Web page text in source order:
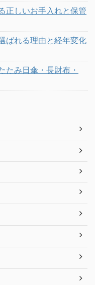
正しいお手入れと保管
ばれる理由と経年変化
たみ日傘・長財布・